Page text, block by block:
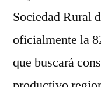
Sociedad Rural
oficialmente la
que buscará